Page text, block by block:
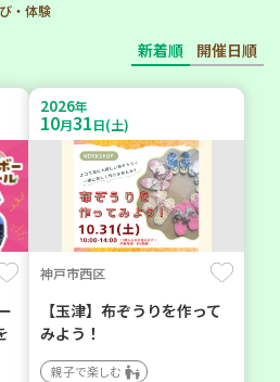
・体験
新着順 開催日順
2026年
10月31日(土)
神戸市西区
【玉津】布ぞうりを作って
みよう！
親子で楽しむ